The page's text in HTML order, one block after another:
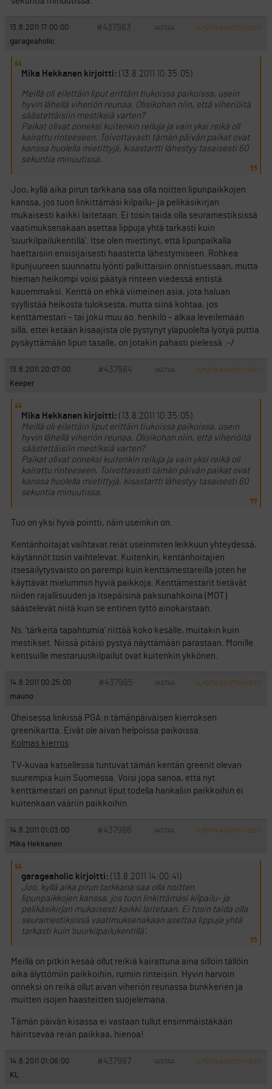
13.8.2011 17:00:00 #437983 VASTAA ILMOITA ASIATON VIESTI
garageaholic
Mika Hekkanen kirjoitti: (13.8.2011 10:35:05)
Meillä oli eilettäin liput erittäin tiukoissa paikoissa, usein
hyvin lähellä viheriön reunaa. Olisikohan niin, että viheriöitä
säästettäisiin mestiksiä varten?
Paikat olivat onneksi kuitenkin reiluja ja vain yksi reikä oli
kairattu rinteeseen. Toivottavasti tämän päivän paikat ovat
kanssa huolella mietittyjä, kisastartti lähestyy tasaisesti 60
sekuntia minuutissa.
Joo, kyllä aika pirun tarkkana saa olla noitten lipunpaikkojen
kanssa, jos tuon linkittämäsi kilpailu- ja pelikäsikirjan
mukaisesti kaikki laitetaan. Ei tosin taida olla seuramestiksissä
vaatimuksenakaan asettaa lippuja yhtä tarkasti kuin
’suurkilpailukentillä’. Itse olen miettinyt, että lipunpaikalla
haettaisiin ensisijaisesti haastetta lähestymiseen. Rohkea
lipunjuureen suunnattu lyönti palkittaisiin onnistuessaan, mutta
hieman heikompi voisi päätyä rinteen viedessä entistä
kauemmaksi. Kenttä on ehkä viimeinen asia, jota haluan
syyllistää heikosta tuloksesta, mutta siinä kohtaa, jos
kenttämestari – tai joku muu ao. henkilö – alkaa leveilemään
sillä, ettei ketään kisaajista ole pystynyt yläpuolelta lyötyä puttia
pysäyttämään lipun tasalle, on jotakin pahasti pielessä :-/
13.8.2011 20:07:00 #437984 VASTAA ILMOITA ASIATON VIESTI
Keeper
Mika Hekkanen kirjoitti: (13.8.2011 10:35:05)
Meillä oli eilettäin liput erittäin tiukoissa paikoissa, usein
hyvin lähellä viheriön reunaa. Olisikohan niin, että viheriöitä
säästettäisiin mestiksiä varten?
Paikat olivat onneksi kuitenkin reiluja ja vain yksi reikä oli
kairattu rinteeseen. Toivottavasti tämän päivän paikat ovat
kanssa huolella mietittyjä, kisastartti lähestyy tasaisesti 60
sekuntia minuutissa.
Tuo on yksi hyvä pointti, näin useinkin on.
Kentänhoitajat vaihtavat reiät useinmiten leikkuun yhteydessä,
käytännöt tosin vaihtelevat. Kuitenkin, kentänhoitajien
itsesäilytysvaisto on parempi kuin kenttämestareilla joten he
käyttävät mielummin hyviä paikkoja. Kenttämestarit tietävät
niiden rajallisuuden ja itsepäisinä paksunahkoina (MOT)
säästelevät niitä kuin se entinen tyttö ainokaistaan.
Ns. ’tärkeitä tapahtumia’ riittää koko kesälle, muitakin kuin
mestikset. Niissä pitäisi pystyä näyttämään parastaan. Monille
kentsuille mestaruuskilpailut ovat kuitenkin ykkönen.
14.8.2011 00:25:00 #437985 VASTAA ILMOITA ASIATON VIESTI
mauno
Oheisessa linkissä PGA:n tämänpäiväisen kierroksen
greenikartta. Eivät ole aivan helpoissa paikoissa.
Kolmas kierros
TV-kuvaa katsellessa tuntuvat tämän kentän greenit olevan
suurempia kuin Suomessa. Voisi jopa sanoa, että nyt
kenttämestari on pannut liput todella hankaliin paikkoihin ei
kuitenkaan vääriin paikkoihin.
14.8.2011 01:03:00 #437986 VASTAA ILMOITA ASIATON VIESTI
Mika Hekkanen
garageaholic kirjoitti: (13.8.2011 14:00:41)
Joo, kyllä aika pirun tarkkana saa olla noitten
lipunpaikkojen kanssa, jos tuon linkittämäsi kilpailu- ja
pelikäsikirjan mukaisesti kaikki laitetaan. Ei tosin taida olla
seuramestiksissä vaatimuksenakaan asettaa lippuja yhtä
tarkasti kuin ’suurkilpailukentillä’.
Meillä on pitkin kesää ollut reikiä kairattuna aina silloin tällöin
aika älyttömiin paikkoihin, rumiin rinteisiin. Hyvin harvoin
onneksi on reikä ollut aivan viheriön reunassa bunkkerien ja
muitten isojen haasteitten suojelemana.
Tämän päivän kisassa ei vastaan tullut ensimmäistäkään
häiritsevää reiän paikkaa, hienoa!
14.8.2011 01:06:00 #437987 VASTAA ILMOITA ASIATON VIESTI
KL